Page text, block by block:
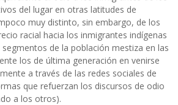
del lugar en otras latitudes de
muy distinto, sin embargo, de los
racial hacia los inmigrantes indígenas
de la población mestiza en las
los de última generación en venirse
a través de las redes sociales de
que refuerzan los discursos de odio
a los otros).